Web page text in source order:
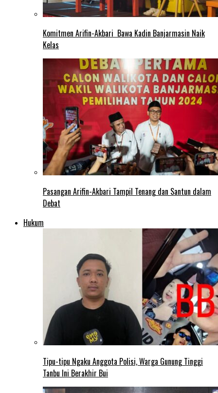
Komitmen Arifin-Akbari Bawa Kadin Banjarmasin Naik
Kelas
Pasangan Arifin-Akbari Tampil Tenang dan Santun dalam
Debat
Hukum
Tipu-tipu Ngaku Anggota Polisi, Warga Gunung Tinggi
Tanbu Ini Berakhir Bui